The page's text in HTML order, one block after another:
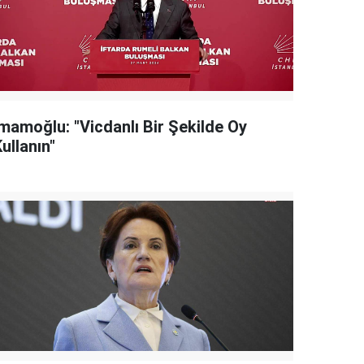
"Vicdanlı Bir Şekilde Oy